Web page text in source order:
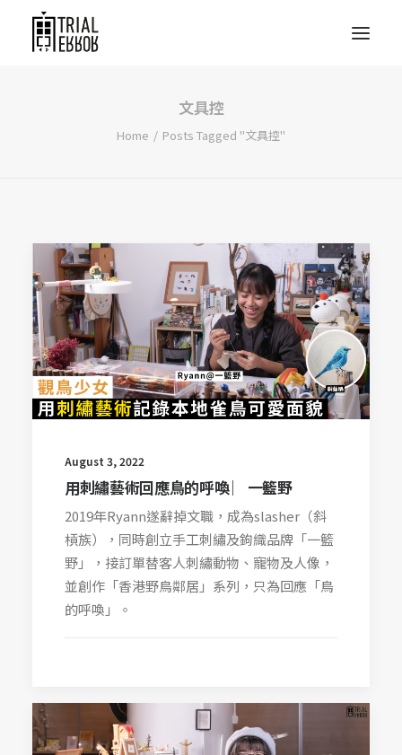
文具控
Home Posts Tagged "文具控"
August 3, 2022
用刺繡藝術回應鳥的呼喚 ︳一籃野
2019年Ryann遂辭掉文職，成為slasher（斜
槓族），同時創立手工刺繡及鉤織品牌「一籃
野」，接訂單替客人刺繡動物、寵物及人像，
並創作「香港野鳥鄰居」系列，只為回應「鳥
的呼喚」。